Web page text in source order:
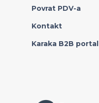
Povrat PDV-a
Kontakt
Karaka B2B portal